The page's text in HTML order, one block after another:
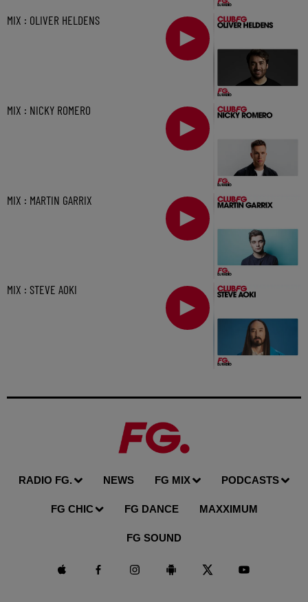
MIX : OLIVER HELDENS
MIX : NICKY ROMERO
MIX : MARTIN GARRIX
MIX : STEVE AOKI
RADIO FG. NEWS FG MIX PODCASTS
FG CHIC FG DANCE MAXXIMUM
FG SOUND